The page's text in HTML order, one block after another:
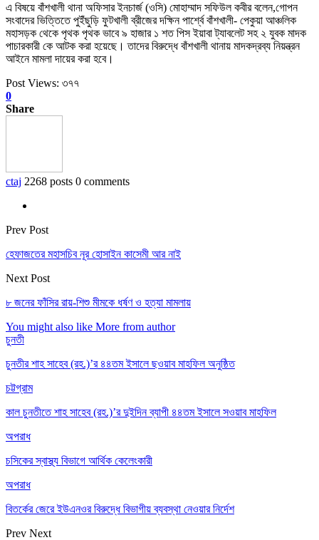
এ বিষয়ে বাঁশখালী থানা অফিসার ইনচার্জ (ওসি) মোহাম্মাদ সফিউল কবীর বলেন,গোপন
সংবাদের ভিত্তিতে পুইঁছুড়ি ফুটখালী ব্রীজের দক্ষিন পার্শ্বে বাঁশখালী- পেকুয়া আঞ্চলিক
মহাসড়ক থেকে পৃথক পৃথক ভাবে ৯ হাজার ১ শত পিস ইয়াবা ট্যাবলেট সহ ২ যুবক মাদক
পাচারকারী কে আটক করা হয়েছে। তাদের বিরুদ্ধে বাঁশখালী থানায় মাদকদ্রব্য নিয়ন্ত্রন
আইনে মামলা দায়ের করা হবে।
Post Views: ৩৭৭
0
Share
ctaj 2268 posts 0 comments
Prev Post
হেফাজতের মহাসচিব নূর হোসাইন কাসেমী আর নাই
Next Post
৮ জনের ফাঁসির রায়-শিশু মীমকে ধর্ষণ ও হত্যা মামলায়
You might also like More from author
চুনতী
চুনতীর শাহ সাহেব (রহ.)’র ৪৪তম ইসালে ছওয়াব মাহফিল অনুষ্ঠিত
চট্টগ্রাম
কাল চুনতীতে শাহ সাহেব (রহ.)’র দুইদিন ব্যাপী ৪৪তম ইসালে সওয়াব মাহফিল
অপরাধ
চসিকের স্বাস্থ্য বিভাগে আর্থিক কেলেংকারী
অপরাধ
বিতর্কের জেরে ইউএনওর বিরুদ্ধে বিভাগীয় ব্যবস্থা নেওয়ার নির্দেশ
Prev Next